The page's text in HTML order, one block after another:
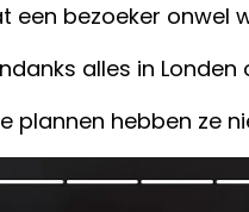
een bezoeker onwel
alles in
plannen hebben ze